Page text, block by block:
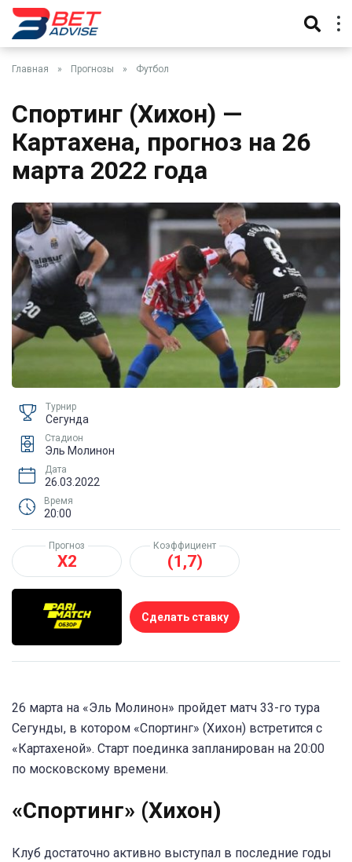
Главная » Прогнозы » Футбол
Спортинг (Хихон) —
Картахена, прогноз на 26
марта 2022 года
Турнир
Сегунда
Стадион
Эль Молинон
Дата
26.03.2022
Время
20:00
Прогноз
Х2
Коэффициент
(1,7)
Сделать ставку
26 марта на «Эль Молинон» пройдет матч 33-го тура
Сегунды, в котором «Спортинг» (Хихон) встретится с
«Картахеной». Старт поединка запланирован на 20:00
по московскому времени.
«Спортинг» (Хихон)
Клуб достаточно активно выступал в последние годы